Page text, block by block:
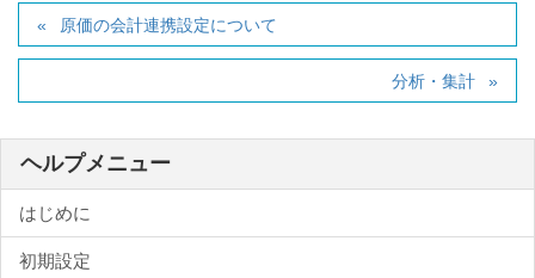
原価の会計連携設定について
分析・集計
ヘルプメニュー
はじめに
初期設定